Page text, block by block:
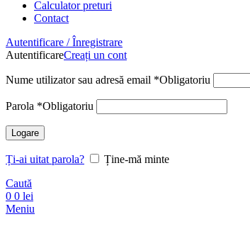
Calculator preturi
Contact
Autentificare / Înregistrare
AutentificareCreați un cont
Nume utilizator sau adresă email *Obligatoriu
Parola *Obligatoriu
Logare
Ți-ai uitat parola?
Ține-mă minte
Caută
0 0 lei
Meniu